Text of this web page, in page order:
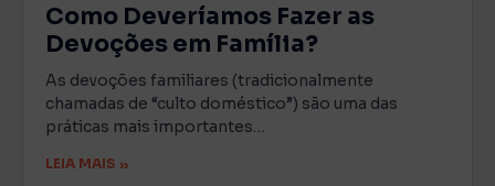
Como Deveríamos Fazer as
Devoções em Família?
As devoções familiares (tradicionalmente
chamadas de “culto doméstico”) são uma das
práticas mais importantes…
LEIA MAIS »